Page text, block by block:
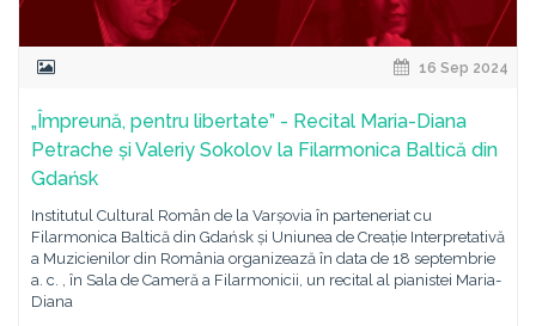
16 Sep 2024
„Împreună, pentru libertate” - Recital Maria-Diana
Petrache și Valeriy Sokolov la Filarmonica Baltică din
Gdańsk
Institutul Cultural Român de la Varșovia în parteneriat cu
Filarmonica Baltică din Gdańsk și Uniunea de Creație Interpretativă
a Muzicienilor din România organizează în data de 18 septembrie
a. c. , în Sala de Cameră a Filarmonicii, un recital al pianistei Maria-
Diana